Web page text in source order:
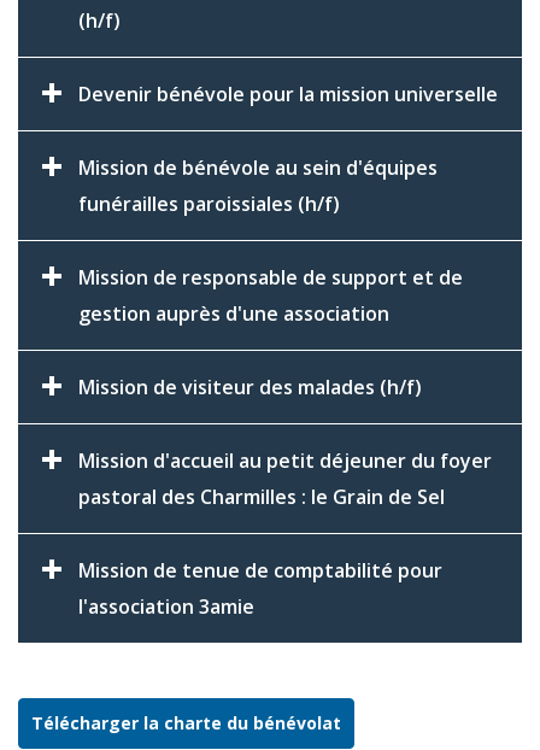
(h/f)
Devenir bénévole pour la mission universelle
Mission de bénévole au sein d'équipes
funérailles paroissiales (h/f)
Mission de responsable de support et de
gestion auprès d'une association
Mission de visiteur des malades (h/f)
Mission d'accueil au petit déjeuner du foyer
pastoral des Charmilles : le Grain de Sel
Mission de tenue de comptabilité pour
l'association 3amie
Télécharger la charte du bénévolat